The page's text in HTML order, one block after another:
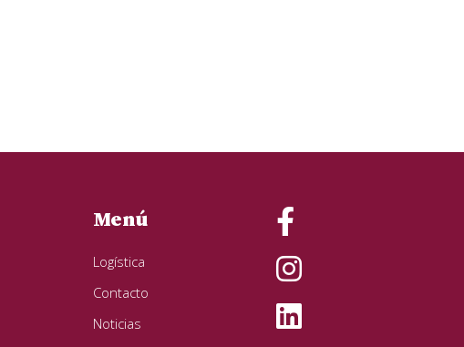
Menú
Logística
Contacto
Noticias